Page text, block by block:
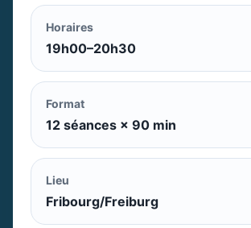
Horaires
19h00–20h30
Format
12 séances × 90 min
Lieu
Fribourg/Freiburg